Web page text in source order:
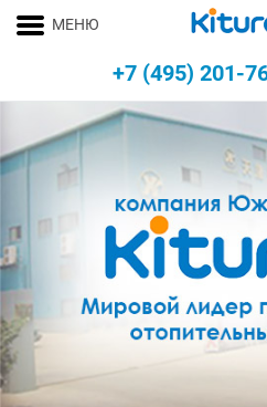
МЕНЮ
+7 (495) 201-